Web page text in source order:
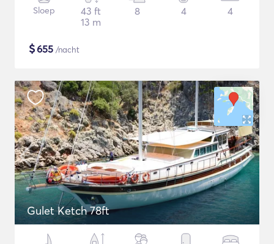
Sloep
43 ft
13 m
8 4 4
$655 /nacht
Gulet Ketch 78ft